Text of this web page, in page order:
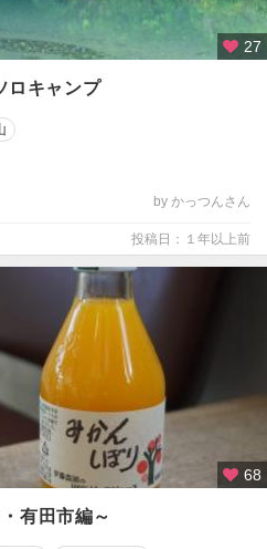
27
ロキャンプ
by かっつんさん
投稿日：１年以上前
68
有田市編～